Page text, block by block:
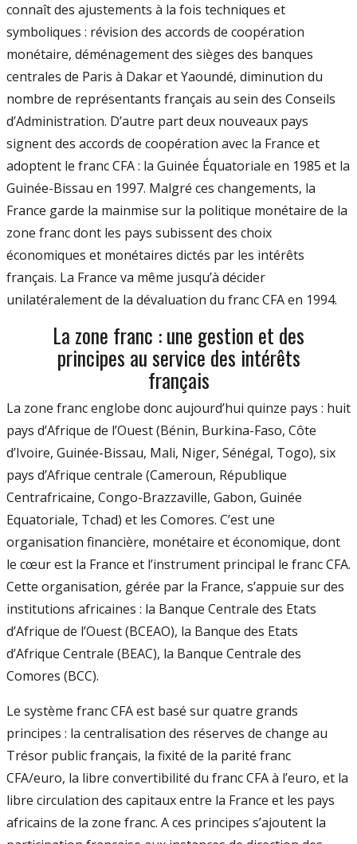
connaît des ajustements à la fois techniques et
symboliques : révision des accords de coopération
monétaire, déménagement des sièges des banques
centrales de Paris à Dakar et Yaoundé, diminution du
nombre de représentants français au sein des Conseils
d’Administration. D’autre part deux nouveaux pays
signent des accords de coopération avec la France et
adoptent le franc CFA : la Guinée Équatoriale en 1985 et la
Guinée-Bissau en 1997. Malgré ces changements, la
France garde la mainmise sur la politique monétaire de la
zone franc dont les pays subissent des choix
économiques et monétaires dictés par les intérêts
français. La France va même jusqu’à décider
unilatéralement de la dévaluation du franc CFA en 1994.
La zone franc : une gestion et des
principes au service des intérêts
français
La zone franc englobe donc aujourd’hui quinze pays : huit
pays d’Afrique de l’Ouest (Bénin, Burkina-Faso, Côte
d’Ivoire, Guinée-Bissau, Mali, Niger, Sénégal, Togo), six
pays d’Afrique centrale (Cameroun, République
Centrafricaine, Congo-Brazzaville, Gabon, Guinée
Equatoriale, Tchad) et les Comores. C’est une
organisation financière, monétaire et économique, dont
le cœur est la France et l’instrument principal le franc CFA.
Cette organisation, gérée par la France, s’appuie sur des
institutions africaines : la Banque Centrale des Etats
d’Afrique de l’Ouest (BCEAO), la Banque des Etats
d’Afrique Centrale (BEAC), la Banque Centrale des
Comores (BCC).
Le système franc CFA est basé sur quatre grands
principes : la centralisation des réserves de change au
Trésor public français, la fixité de la parité franc
CFA/euro, la libre convertibilité du franc CFA à l’euro, et la
libre circulation des capitaux entre la France et les pays
africains de la zone franc. A ces principes s’ajoutent la